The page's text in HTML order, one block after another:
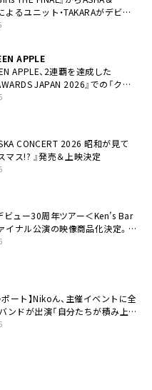
よるユニット・TAKARAがデビュ
APPLE
APPLE、2連覇を達成した
JAPAN 2026』での「クス
ブパフォーマンスをYouTube公開
CONCERT 2026 昭和が見て
マス!? 』発売＆上映決定
ビュー30周年ツアー＜Ken’s Bar
イナル公演の映像商品化決定。ブ
には平井堅のメッセージ掲載も
ポート】Nikoん、主催イベントに全
ンドが出演「自分たちが積み上げ
重みを実感した」